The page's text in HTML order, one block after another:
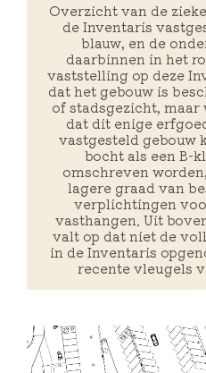
Overzicht van de
de Inventaris
blauw, en de
daarbinnen in het
vaststelling op deze
dat het gebouw is
of stadsgezicht,
dat dit enige
vastgesteld gebouw
bocht als een B-
omschreven
lagere graad van
verplichtingen
vasthangen. Uit
valt op dat niet de
in de Inventaris
recente vleugels